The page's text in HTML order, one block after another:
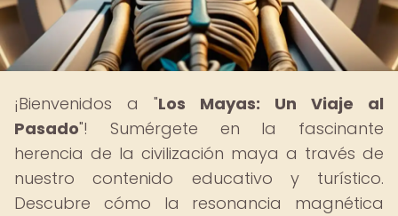
¡Bienvenidos a "Los Mayas: Un Viaje al
Pasado"! Sumérgete en la fascinante
herencia de la civilización maya a través de
nuestro contenido educativo y turístico.
Descubre cómo la resonancia magnética